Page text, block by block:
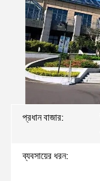
প্রধান বাজার:
ব্যবসায়ের ধরন: